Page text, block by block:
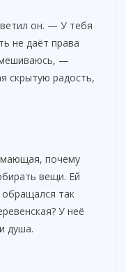
он. — У тебя
не даёт права
—
скрытую радость,
почему
вещи. Ей
так
У неё
душа.